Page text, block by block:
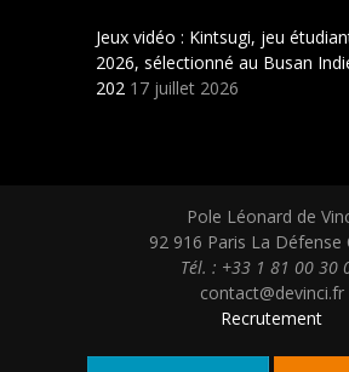
Jeux vidéo : Kintsugi, jeu
2026, sélectionné au Busan
202 17 juillet 2026
Pole Léonard de
92 916 Paris La Défense
Tél. : +33 1 81 00 30
contact@devinci.fr
Recrutement